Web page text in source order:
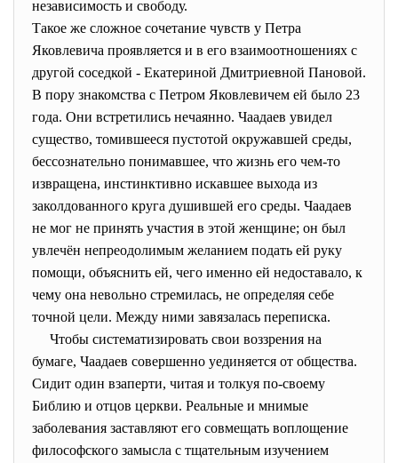
независимость и свободу.
Такое же сложное сочетание чувств у Петра
Яковлевича проявляется и в его взаимоотношениях с
другой соседкой - Екатериной Дмитриевной Пановой.
В пору знакомства с Петром Яковлевичем ей было 23
года. Они встретились нечаянно. Чаадаев увидел
существо, томившееся пустотой окружавшей среды,
бессознательно понимавшее, что жизнь его чем-то
извращена, инстинктивно искавшее выхода из
заколдованного круга душившей его среды. Чаадаев
не мог не принять участия в этой женщине; он был
увлечён непреодолимым желанием подать ей руку
помощи, объяснить ей, чего именно ей недоставало, к
чему она невольно стремилась, не определяя себе
точной цели. Между ними завязалась переписка.
Чтобы систематизировать свои воззрения на
бумаге, Чаадаев совершенно уединяется от общества.
Сидит один взаперти, читая и толкуя по-своему
Библию и отцов церкви. Реальные и мнимые
заболевания заставляют его совмещать воплощение
философского замысла с тщательным изучением